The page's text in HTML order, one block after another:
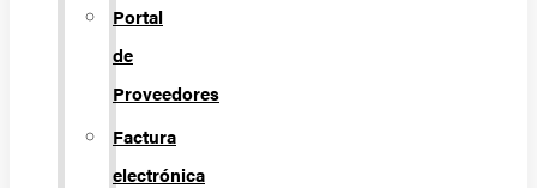
Portal
de
Proveedores
Factura
electrónica